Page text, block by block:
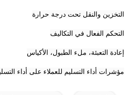
التخزين والنقل تحت درجة حرارة
التحكم الفعال في التكاليف
إعادة التعبئة، ملء الطبول، الأكياس
مؤشرات أداء التسليم للعملاء على أداء